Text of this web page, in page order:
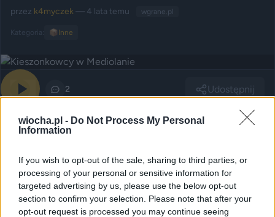
wiocha.pl - Do Not Process My Personal
Information
If you wish to opt-out of the sale, sharing to third parties, or
processing of your personal or sensitive information for
targeted advertising by us, please use the below opt-out
section to confirm your selection. Please note that after your
opt-out request is processed you may continue seeing
przez k4myczek— 4 lata temu wgrane.pl
Kategoria: 📦 Inne
2 Udostępnij
abstrakcji
przez k4myczek— 4 lata temu
Kategoria: 📦 Inne